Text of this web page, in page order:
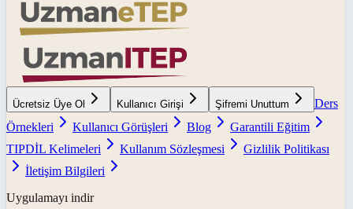
Ücretsiz Üye Ol Kullanıcı Girişi Şifremi Unuttum
Ders
Örnekleri
Kullanıcı Görüşleri Blog
Garantili Eğitim
TIPDİL Kelimeleri
Kullanım Sözleşmesi
Gizlilik Politikası
İletişim Bilgileri
Uygulamayı indir